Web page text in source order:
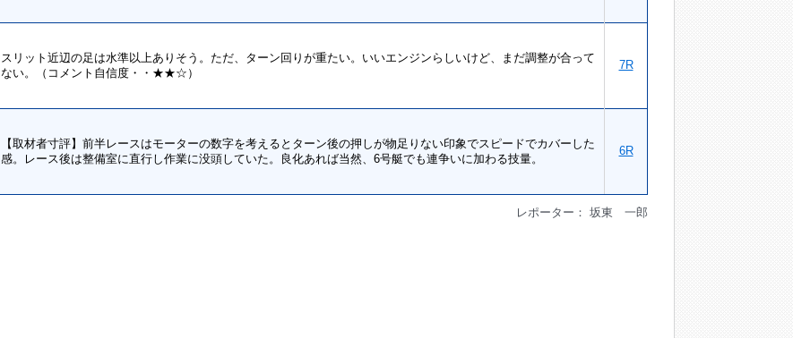
スリット近辺の足は水準以上ありそう。ただ、ターン回りが重たい。いいエンジンらしいけど、まだ調整が合って
ない。（コメント自信度・・★★☆）
7R
【取材者寸評】前半レースはモーターの数字を考えるとターン後の押しが物足りない印象でスピードでカバーした
感。レース後は整備室に直行し作業に没頭していた。良化あれば当然、6号艇でも連争いに加わる技量。
6R
レポーター： 坂東 一郎